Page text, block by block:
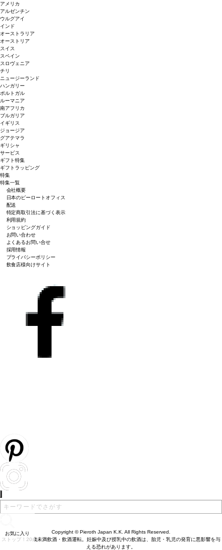
お気に入り
アメリカ
アルゼンチン
ウルグアイ
インド
オーストラリア
オーストリア
スイス
スペイン
スロヴェニア
チリ
ニュージーランド
ハンガリー
ポルトガル
ルーマニア
南アフリカ
ブルガリア
イギリス
ジョージア
グアテマラ
ギリシャ
サービス
ギフト特集
ギフトラッピング
特集
特集一覧
会社概要
日本のピーロートオフィス
配送
特定商取引法に基づく表示
利用規約
ショッピングガイド
お問い合わせ
よくあるお問い合せ
採用情報
プライバシーポリシー
飲食店様向けサイト
Copyright © Pieroth Japan K.K. All Rights Reserved.
ストップ！20歳未満飲酒・飲酒運転。妊娠中及び授乳中の飲酒は、胎児・乳児の発育に悪影響を与
える恐れがあります。